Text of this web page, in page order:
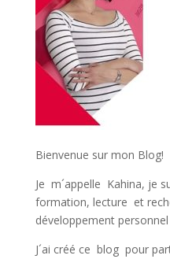
Bienvenue sur mon Blog!
Je m´appelle Kahina, je
formation, lecture et
développement
J´ai créé ce blog pour